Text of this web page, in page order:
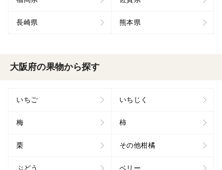
長崎県 熊本県
大阪府の果物から探す
いちご いちじく
梅 柿
栗 その他柑橘
ぶどう ベリー